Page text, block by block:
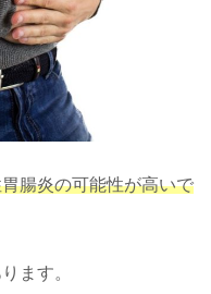
腸炎の可能性が高いで
ます。